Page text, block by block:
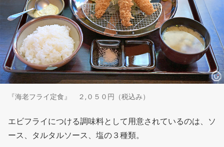
『海老フライ定食』 ２,０５０円（税込み）
エビフライにつける調味料として用意されているのは、ソ
ース、タルタルソース、塩の３種類。